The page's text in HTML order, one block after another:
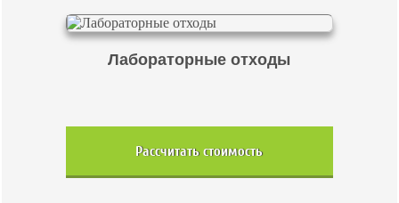
Лабораторные отходы
Рассчитать стоимость